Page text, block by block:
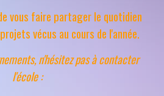
vous faire partager le quotidien
vécus au cours de l'année.
n'hésitez pas à contacter
l'école :